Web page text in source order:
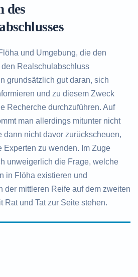
des
und Umgebung, die den
Realschulabschluss
grundsätzlich gut daran, sich
und zu diesem Zweck
Recherche durchzuführen. Auf
man allerdings mitunter nicht
dann nicht davor zurückscheuen,
Experten zu wenden. Im Zuge
unweigerlich die Frage, welche
in Flöha existieren und
der mittleren Reife auf dem zweiten
Rat und Tat zur Seite stehen.